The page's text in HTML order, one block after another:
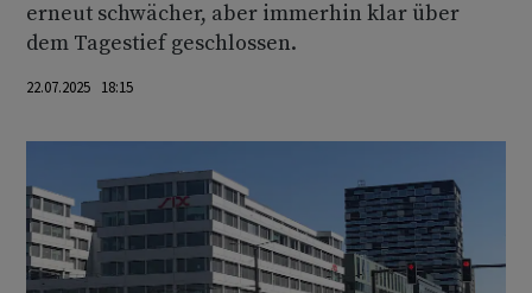
erneut schwächer, aber immerhin klar über
dem Tagestief geschlossen.
22.07.2025 18:15